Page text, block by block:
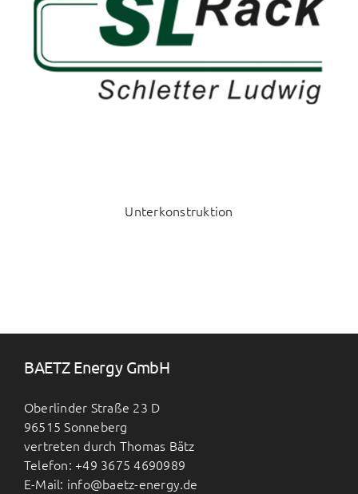
Unterkonstruktion
BAETZ Energy GmbH
Oberlinder Straße 23 D
96515 Sonneberg
vertreten durch Thomas Bätz
Telefon: +49 3675 4690989
E-Mail: info@baetz-energy.de